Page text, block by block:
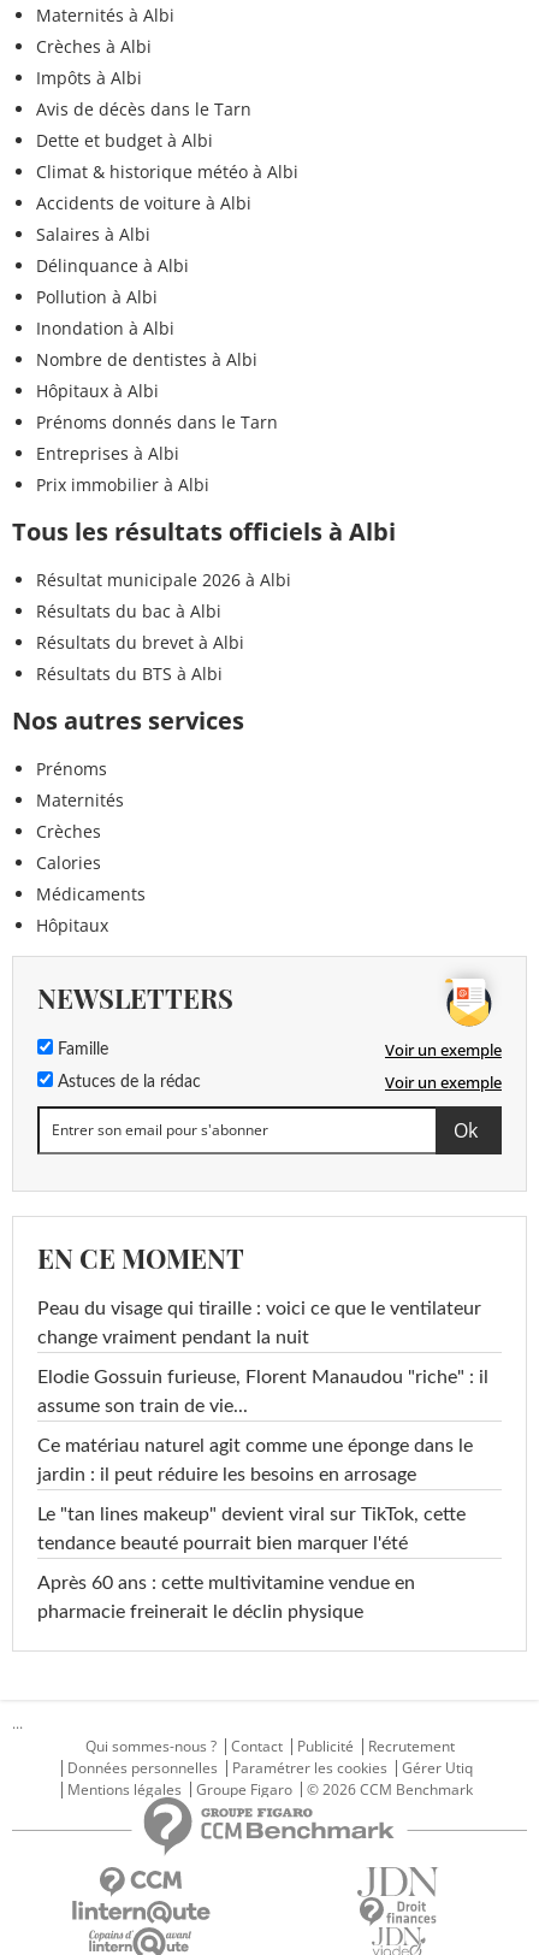
Maternités à Albi
Crèches à Albi
Impôts à Albi
Avis de décès dans le Tarn
Dette et budget à Albi
Climat & historique météo à Albi
Accidents de voiture à Albi
Salaires à Albi
Délinquance à Albi
Pollution à Albi
Inondation à Albi
Nombre de dentistes à Albi
Hôpitaux à Albi
Prénoms donnés dans le Tarn
Entreprises à Albi
Prix immobilier à Albi
Tous les résultats officiels à Albi
Résultat municipale 2026 à Albi
Résultats du bac à Albi
Résultats du brevet à Albi
Résultats du BTS à Albi
Nos autres services
Prénoms
Maternités
Crèches
Calories
Médicaments
Hôpitaux
NEWSLETTERS
Famille Voir un exemple
Astuces de la rédac Voir un exemple
EN CE MOMENT
Peau du visage qui tiraille : voici ce que le ventilateur
change vraiment pendant la nuit
Elodie Gossuin furieuse, Florent Manaudou "riche" : il
assume son train de vie...
Ce matériau naturel agit comme une éponge dans le
jardin : il peut réduire les besoins en arrosage
Le "tan lines makeup" devient viral sur TikTok, cette
tendance beauté pourrait bien marquer l'été
Après 60 ans : cette multivitamine vendue en
pharmacie freinerait le déclin physique
...
Qui sommes-nous ?
Contact Publicité
Recrutement
Données personnelles
Paramétrer les cookies
Gérer Utiq
Mentions légales
Groupe Figaro © 2026 CCM Benchmark